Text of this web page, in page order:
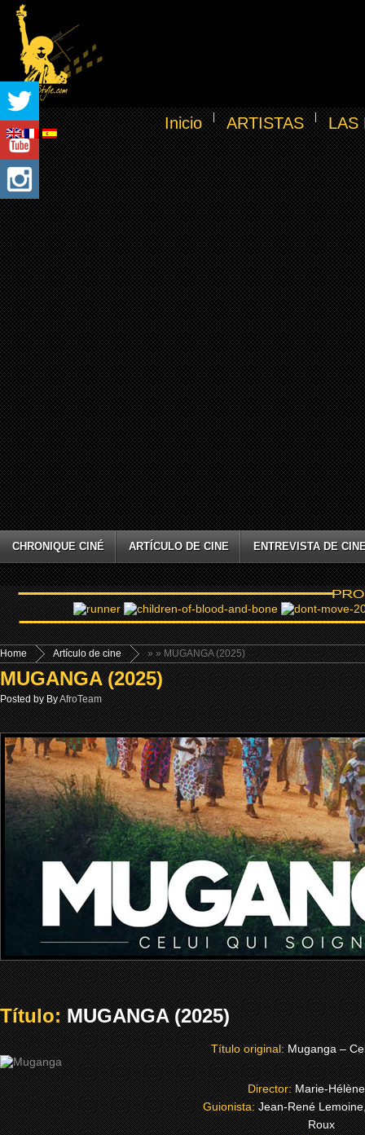
Inicio ARTISTAS LAS
CHRONIQUE CINÉ ARTÍCULO DE CINE ENTREVISTA DE
Home »
Artículo de cine » MUGANGA (2025)
MUGANGA (2025)
Posted by ByAfroTeam
Título:MUGANGA (2025)
Título original:Muganga –
Director:Marie-
Guionista:Jean-René
Roux